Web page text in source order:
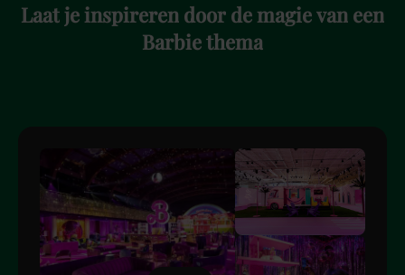
Laatjeinspireren door demagievan een
Barbiethema